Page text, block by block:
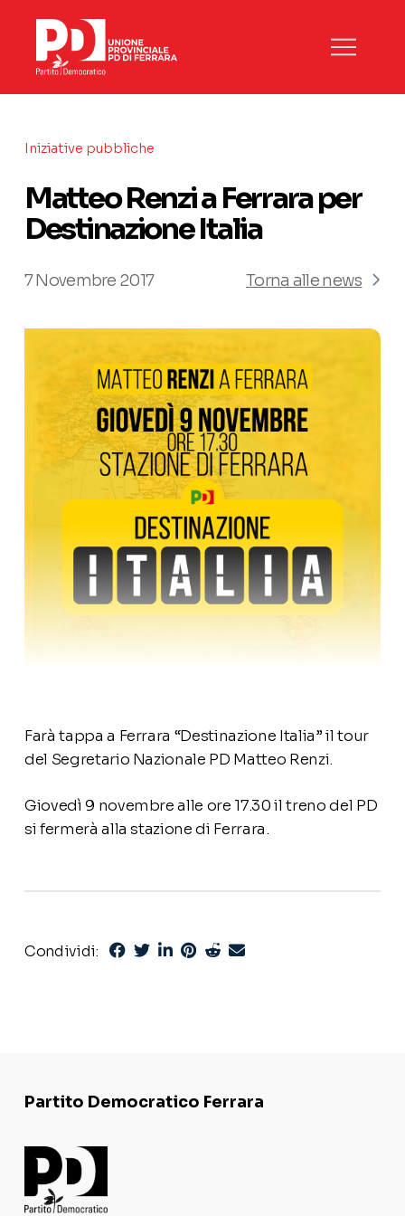
Iniziative pubbliche
Matteo Renzi a Ferrara per
Destinazione Italia
7 Novembre 2017 Torna alle news
Farà tappa a Ferrara “Destinazione Italia” il tour
del Segretario Nazionale PD Matteo Renzi.
Giovedì 9 novembre alle ore 17.30 il treno del PD
si fermerà alla stazione di Ferrara.
Condividi:
Partito Democratico Ferrara